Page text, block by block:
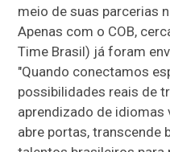
meio de suas parcerias
Apenas com o COB,
Time Brasil) já foram
"Quando conectamos
possibilidades reais de
aprendizado de idiomas
abre portas, transcende